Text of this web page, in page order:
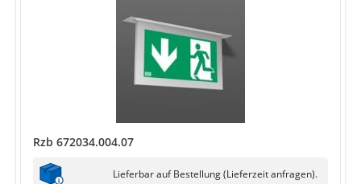
Rzb 672034.004.07
Lieferbar auf Bestellung (Lieferzeit anfragen).